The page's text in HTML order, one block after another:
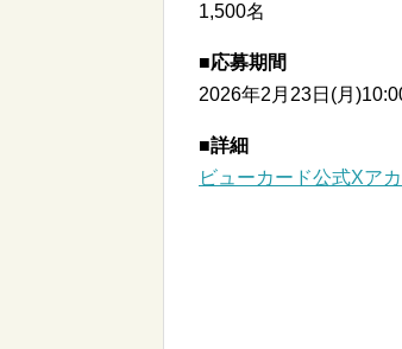
1,500名
■応募期間
2026年2月23日(月
■詳細
ビューカード公式Xア